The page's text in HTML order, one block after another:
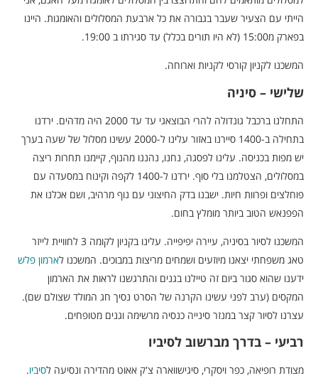
הייתי עם הצעיר שעבר בגבורה את כל ארבעת המסלולים והאומגות. היינו
בפארק מ15:00 (לא היו תורים בכלל) עד סגירתו ב 19:00.
המשכנו לקניון קורסי לקניות וארוחה.
שלישי – סיניה
התחלנו ברכבל גונדולה להרי הבוצאגי עד עד 2000 היה מדהים. ירדנו
בתחילה ב-1400 סיירנו באזור עלינו ל-2000 עשינו מסלול של שעה בערך
יש מפות בכניסה. עלינו לפסגה, נחנו, נהננו מהנוף, קיימנו תחרות ריצה
במסלולים, הצטלמנו בלי סוף. ירדנו ל-1400 לקפה וקינוח במסעדה עם
פוחלצים ופרוות חיות. ישבנו בדק החיצוני עם נוף מרהיב, ושם אכלנו את
הפפנאש הטוב ביותר מומלץ בחום.
המשכנו לסיור בסיניה, עיירה יפיפייה. עלינו בקניון לקומה 3 לחוויית לייזר
טאג משפחתי יצאנו מיוזעים ושמחים מריצות במבוכים. המשכנו לארמון פלש
ידענו שהוא סגור ביום זה טיילנו בגנים והתרגשנו לראות את הארמון
המקסים (ערב לפני עשינו הקרנה של הסרט נסיך חג המולד שצולם שם).
עצרנו לסיור קצר במנזר סינייה כנסיה מרשימה וגנים מטופחים.
רביעי – בדרך מברשוב לסיביו
מצודת רופיאה, כפר ויסקרי, סיגישווארה צ'ק אאוט מהדירה ונסיעה לסיביו.